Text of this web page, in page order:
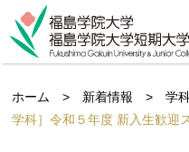
ホーム > 新着情報 >学
学科］令和５年度 新入生歓迎